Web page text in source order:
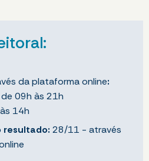
da plataforma online:
de 09h às 21h
14h
resultado: 28/11 - através